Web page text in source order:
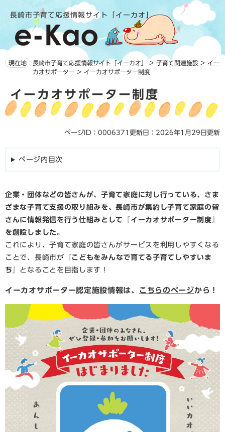
頭
で
飛
ば
文
長崎市子育て応援情報サイト「イーカオ」
現在地 長崎市子育て応援情報サイト「イーカオ」 > 子育て関連施設 > イー
カオサポーター > イーカオサポーター制度
文イーカオサポーター制度
ページID：0006371 更新日：2026年1月29日更新
ページ内目次
企業・団体などの皆さんが、子育て家庭に対し行っている、さま
ざまな子育て支援の取り組みを、長崎市が集約し子育て家庭の皆
さんに情報発信を行う仕組みとして『イーカオサポーター制度』
を創設しました。
これにより、子育て家庭の皆さんがサービスを利用しやすくなる
ことで、長崎市が 『こどもをみんなで育てる子育てしやすいま
ち』 となることを目指します！
イーカオサポーター認定施設情報は、 こちらのページから！